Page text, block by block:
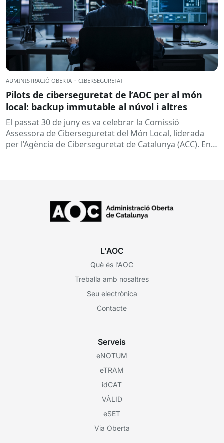
ADMINISTRACIÓ OBERTA · CIBERSEGURETAT
Pilots de ciberseguretat de l’AOC per al món
local: backup immutable al núvol i altres
El passat 30 de juny es va celebrar la Comissió
Assessora de Ciberseguretat del Món Local, liderada
per l’Agència de Ciberseguretat de Catalunya (ACC). En
L'AOC
Què és l’AOC
Treballa amb nosaltres
Seu electrònica
Contacte
Serveis
eNOTUM
eTRAM
idCAT
VÀLID
eSET
Via Oberta